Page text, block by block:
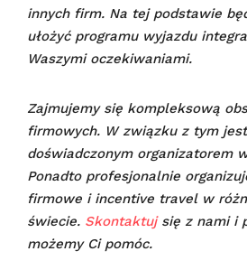
innych firm. Na tej podstawie
ułożyć programu wyjazdu
Waszymi oczekiwaniami.
Zajmujemy się kompleksową
firmowych. W związku z tym
doświadczonym organizatorem
Ponadto profesjonalnie
firmowe i incentive travel w
świecie. Skontaktujsię z nami i
możemy Ci pomóc.